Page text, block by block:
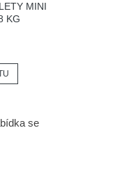
MINI
KG
se